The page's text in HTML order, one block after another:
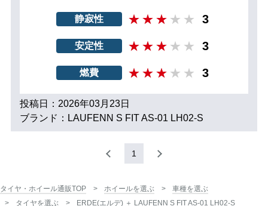
静寂性 3
安定性 3
燃費 3
投稿日：2026年03月23日
ブランド：LAUFENN S FIT AS-01 LH02-S
1
タイヤ・ホイール通販TOP ホイールを選ぶ
車種を選ぶ
タイヤを選ぶ
ERDE(エルデ) ＋ LAUFENN S FIT AS-01 LH02-S